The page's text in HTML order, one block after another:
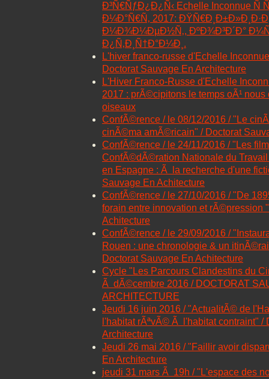
Ð³Ñ€ÑƒÐ¿Ð¿Ñ‹ Echelle Inconnue Ñ
Ð¼Ð°Ñ€Ñ‚ 2017:
Ð¼Ð¾Ð¼ÐµÐ½Ñ‚, ÐºÐ¾Ð³Ð´Ð°
Ð¿Ñ‚Ð¸Ñ†Ð°Ð¼Ð¸.
L'hiver franco-russe d'Echelle
Doctorat Sauvage En Architecture
L'Hiver Franco-Russe d'Echelle
2017 : prÃ©cipitons le temps oÃ¹
oiseaux
ConfÃ©rence / le 08/12/2016 / "Le
cinÃ©ma amÃ©ricain" / Doctorat
ConfÃ©rence / le 24/11/2016 / "Les
ConfÃ©dÃ©ration Nationale du
en Espagne : Ã la recherche d'une
Sauvage En Achitecture
ConfÃ©rence / le 27/10/2016 / "De
forain entre innovation et rÃ©pression
Achitecture
ConfÃ©rence / le 29/09/2016 /
Rouen : une chronologie & un
Doctorat Sauvage En Achitecture
Cycle "Les Parcours Clandestins du
Ã dÃ©cembre 2016 / DOCTORAT
ARCHITECTURE
Jeudi 16 juin 2016 / "ActualitÃ© de
l'habitat rÃªvÃ© Ã l'habitat contraint" /
Architecture
Jeudi 26 mai 2016 / "Faillir avoir
En Architecture
jeudi 31 mars Ã 19h / "L'espace des